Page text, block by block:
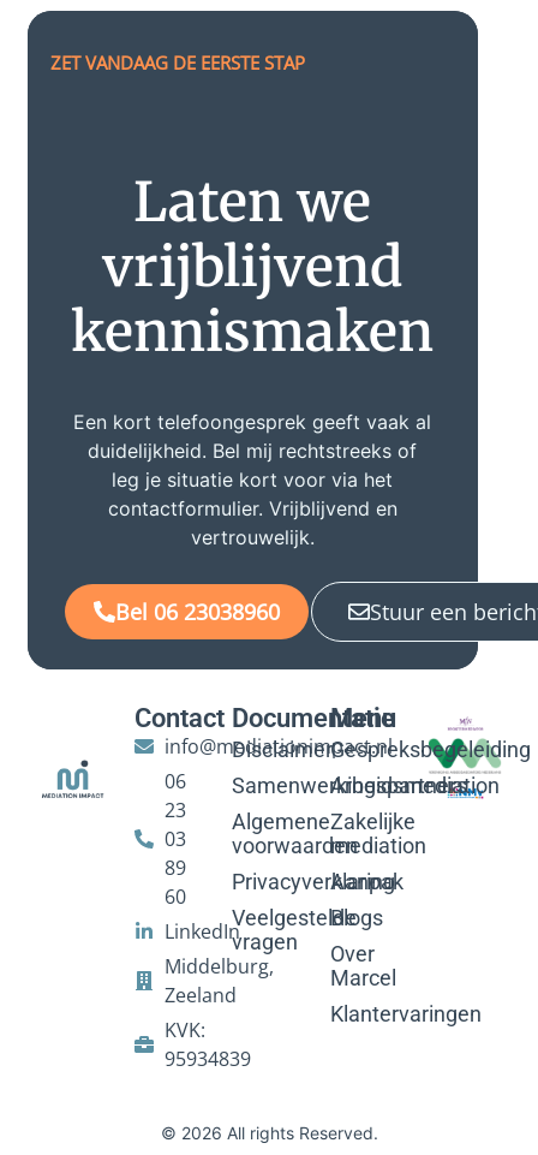
ZET VANDAAG DE EERSTE STAP
Laten we
vrijblijvend
kennismaken
Een kort telefoongesprek geeft vaak al
duidelijkheid. Bel mij rechtstreeks of
leg je situatie kort voor via het
contactformulier. Vrijblijvend en
vertrouwelijk.
Bel 06 23038960 Stuur een
Contact
info@mediationimpact.nl
06
23
03
89
60
LinkedIn
Middelburg,
Zeeland
KVK:
95934839
Documentatie
Disclaimer
Samenwerkingspartners
Algemene
voorwaarden
Privacyverklaring
Veelgestelde
vragen
Menu
Gespreksbegeleiding
Arbeidsmediation
Zakelijke
mediation
Aanpak
Blogs
Over
Marcel
Klantervaringen
© 2026 All rights Reserved.